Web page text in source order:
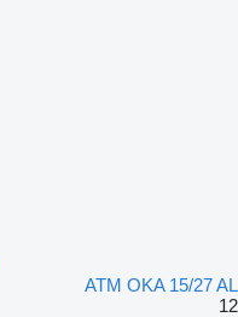
ATM OKA 15/27 AL
12